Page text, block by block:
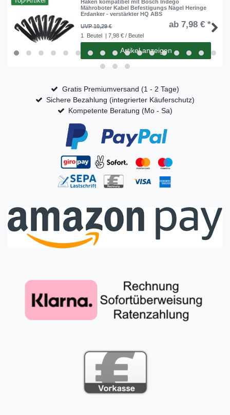
Haken kompatibel mit Bosch Indego
Mähroboter Kabel Befestigungs Nägel Heringe
Erdanker - verstärkter HQ ABS
UVP 10,29 €
ab 7,98 € *
1 Beutel | 7,98 € / Beutel
Artikel anzeigen
Gratis Premiumversand (1 - 2 Tage)
Sichere Bezahlung (integrierter Käuferschutz)
Kompetente Beratung (Mo - Sa)